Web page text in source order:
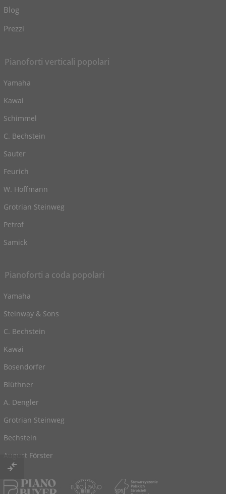
Blog
Prezzi
Pianoforti verticali popolari
Yamaha
Kawai
Schimmel
C. Bechstein
Sauter
Feurich
W. Hoffmann
Grotrian Steinweg
Petrof
Samick
Pianoforti a coda popolari
Yamaha
Steinway & Sons
C. Bechstein
Kawai
Bosendorfer
Blüthner
A. Dengler
Grotrian Steinweg
Bechstein
August Förster